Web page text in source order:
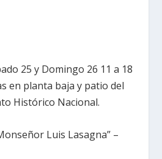
25 y Domingo 26 11 a 18
en planta baja y patio del
Histórico Nacional.
Luis Lasagna” –